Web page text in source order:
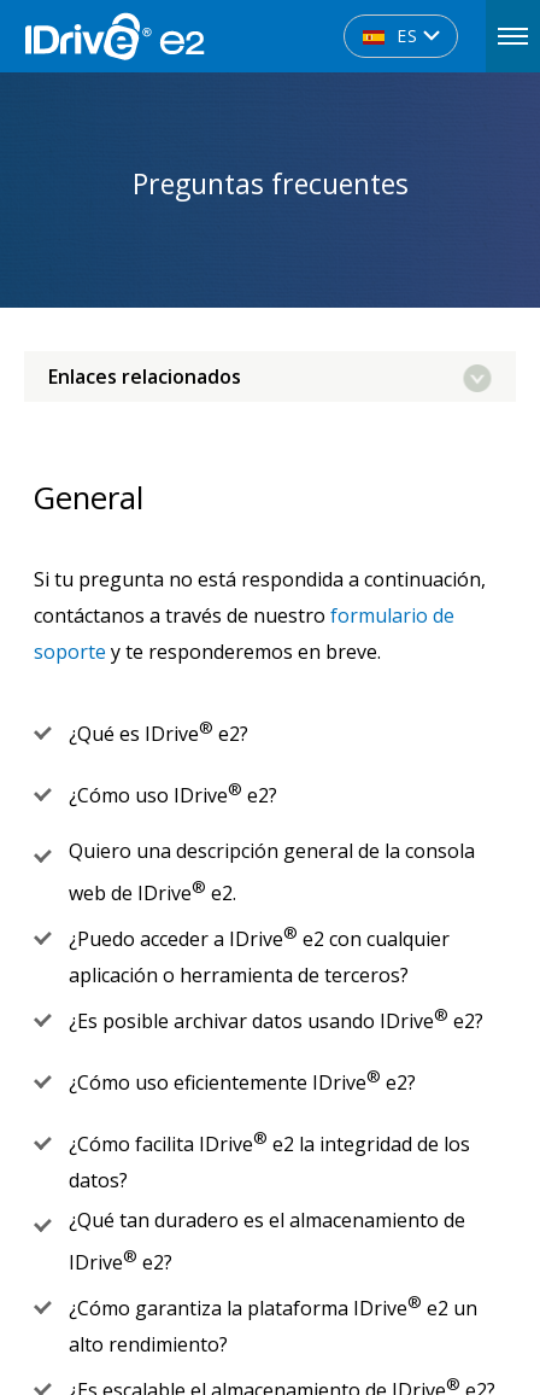
ES
Preguntas frecuentes
Enlaces relacionados
General
Si tu pregunta no está respondida a continuación,
contáctanos a través de nuestro formulario de
soporte y te responderemos en breve.
¿Qué es IDrive® e2?
¿Cómo uso IDrive® e2?
Quiero una descripción general de la consola
web de IDrive® e2.
¿Puedo acceder a IDrive® e2 con cualquier
aplicación o herramienta de terceros?
¿Es posible archivar datos usando IDrive® e2?
¿Cómo uso eficientemente IDrive® e2?
¿Cómo facilita IDrive® e2 la integridad de los
datos?
¿Qué tan duradero es el almacenamiento de
IDrive® e2?
¿Cómo garantiza la plataforma IDrive® e2 un
alto rendimiento?
®